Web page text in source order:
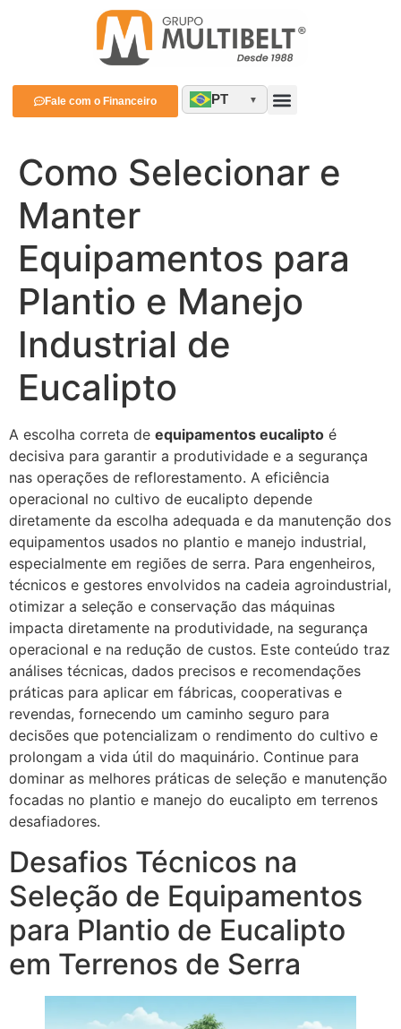
Fale com o Financeiro PT
Como Selecionar e
Manter
Equipamentos para
Plantio e Manejo
Industrial de
Eucalipto
A escolha correta de equipamentos eucalipto é
decisiva para garantir a produtividade e a segurança
nas operações de reflorestamento. A eficiência
operacional no cultivo de eucalipto depende
diretamente da escolha adequada e da manutenção dos
equipamentos usados no plantio e manejo industrial,
especialmente em regiões de serra. Para engenheiros,
técnicos e gestores envolvidos na cadeia agroindustrial,
otimizar a seleção e conservação das máquinas
impacta diretamente na produtividade, na segurança
operacional e na redução de custos. Este conteúdo traz
análises técnicas, dados precisos e recomendações
práticas para aplicar em fábricas, cooperativas e
revendas, fornecendo um caminho seguro para
decisões que potencializam o rendimento do cultivo e
prolongam a vida útil do maquinário. Continue para
dominar as melhores práticas de seleção e manutenção
focadas no plantio e manejo do eucalipto em terrenos
desafiadores.
Desafios Técnicos na
Seleção de Equipamentos
para Plantio de Eucalipto
em Terrenos de Serra